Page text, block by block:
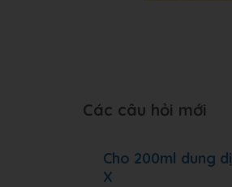
Các câu hỏi mới
Cho 200ml dung
X